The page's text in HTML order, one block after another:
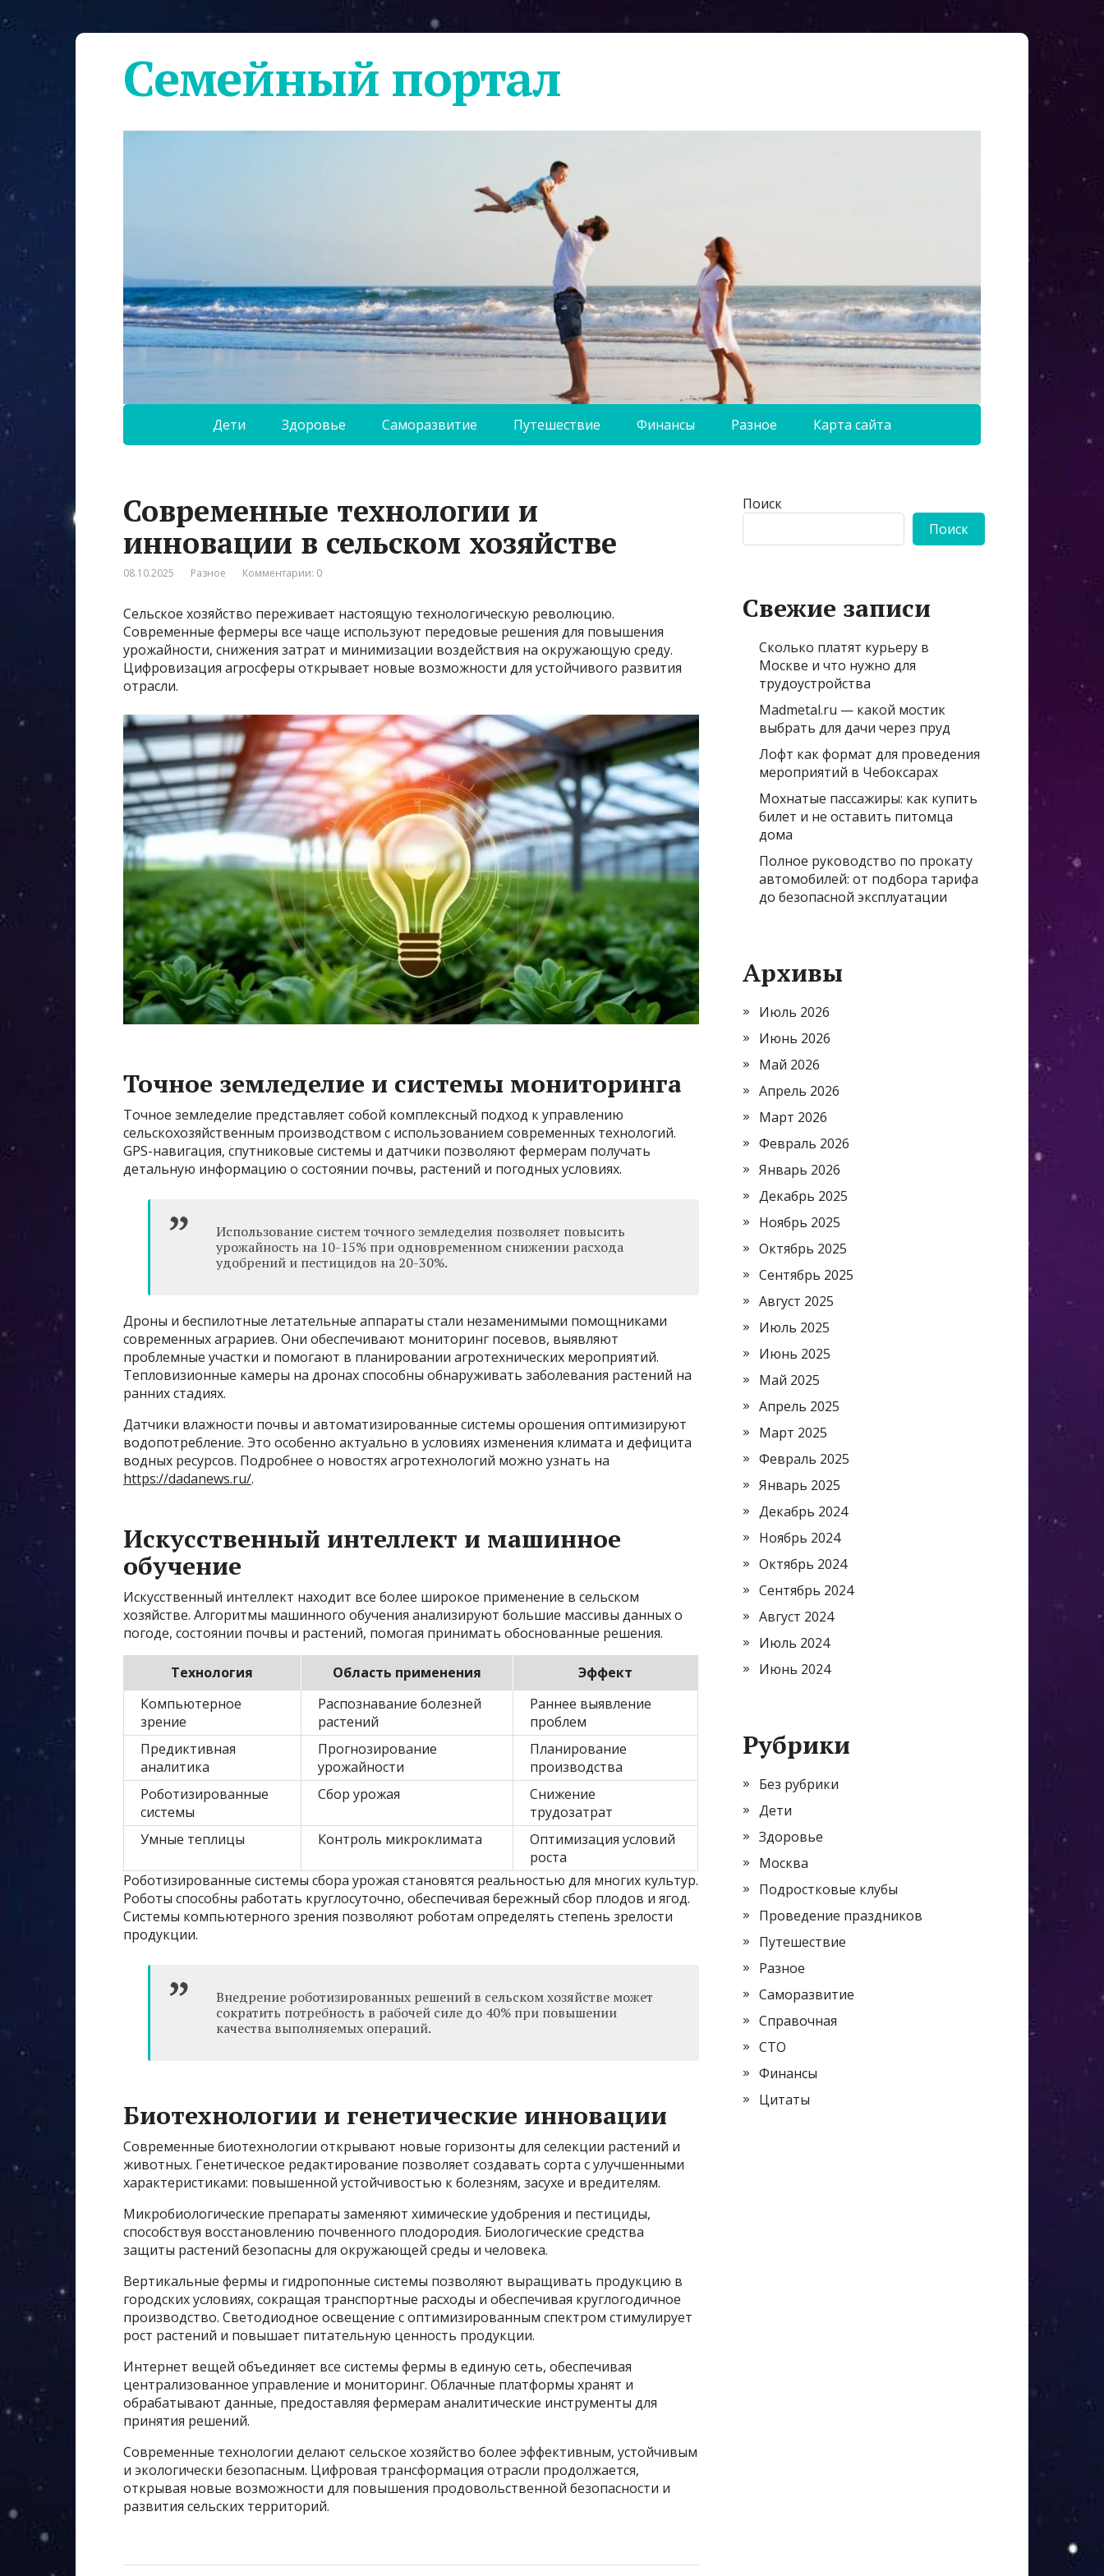
Семейный портал
Дети Здоровье Саморазвитие Путешествие Финансы Разное Карта сайта
Современные технологии и
инновации в сельском хозяйстве
08.10.2025 Разное Комментарии: 0
Сельское хозяйство переживает настоящую технологическую революцию.
Современные фермеры все чаще используют передовые решения для повышения
урожайности, снижения затрат и минимизации воздействия на окружающую среду.
Цифровизация агросферы открывает новые возможности для устойчивого развития
отрасли.
Точное земледелие и системы мониторинга
Точное земледелие представляет собой комплексный подход к управлению
сельскохозяйственным производством с использованием современных технологий.
GPS-навигация, спутниковые системы и датчики позволяют фермерам получать
детальную информацию о состоянии почвы, растений и погодных условиях.
Использование систем точного земледелия позволяет повысить
урожайность на 10-15% при одновременном снижении расхода
удобрений и пестицидов на 20-30%.
Дроны и беспилотные летательные аппараты стали незаменимыми помощниками
современных аграриев. Они обеспечивают мониторинг посевов, выявляют
проблемные участки и помогают в планировании агротехнических мероприятий.
Тепловизионные камеры на дронах способны обнаруживать заболевания растений на
ранних стадиях.
Датчики влажности почвы и автоматизированные системы орошения оптимизируют
водопотребление. Это особенно актуально в условиях изменения климата и дефицита
водных ресурсов. Подробнее о новостях агротехнологий можно узнать на
https://dadanews.ru/.
Искусственный интеллект и машинное
обучение
Искусственный интеллект находит все более широкое применение в сельском
хозяйстве. Алгоритмы машинного обучения анализируют большие массивы данных о
погоде, состоянии почвы и растений, помогая принимать обоснованные решения.
Технология Область применения
Эффект
Компьютерное
зрение
Распознавание болезней
растений
Раннее выявление
проблем
Предиктивная
аналитика
Прогнозирование
урожайности
Планирование
производства
Роботизированные
системы
Сбор урожая
Снижение
трудозатрат
Умные теплицы
Контроль микроклимата
Оптимизация условий
роста
Роботизированные системы сбора урожая становятся реальностью для многих культур.
Роботы способны работать круглосуточно, обеспечивая бережный сбор плодов и ягод.
Системы компьютерного зрения позволяют роботам определять степень зрелости
продукции.
Внедрение роботизированных решений в сельском хозяйстве может
сократить потребность в рабочей силе до 40% при повышении
качества выполняемых операций.
Биотехнологии и генетические инновации
Современные биотехнологии открывают новые горизонты для селекции растений и
животных. Генетическое редактирование позволяет создавать сорта с улучшенными
характеристиками: повышенной устойчивостью к болезням, засухе и вредителям.
Микробиологические препараты заменяют химические удобрения и пестициды,
способствуя восстановлению почвенного плодородия. Биологические средства
защиты растений безопасны для окружающей среды и человека.
Вертикальные фермы и гидропонные системы позволяют выращивать продукцию в
городских условиях, сокращая транспортные расходы и обеспечивая круглогодичное
производство. Светодиодное освещение с оптимизированным спектром стимулирует
рост растений и повышает питательную ценность продукции.
Интернет вещей объединяет все системы фермы в единую сеть, обеспечивая
централизованное управление и мониторинг. Облачные платформы хранят и
обрабатывают данные, предоставляя фермерам аналитические инструменты для
принятия решений.
Современные технологии делают сельское хозяйство более эффективным, устойчивым
и экологически безопасным. Цифровая трансформация отрасли продолжается,
открывая новые возможности для повышения продовольственной безопасности и
развития сельских территорий.
Поиск
Поиск
Свежие записи
Сколько платят курьеру в
Москве и что нужно для
трудоустройства
Madmetal.ru — какой мостик
выбрать для дачи через пруд
Лофт как формат для проведения
мероприятий в Чебоксарах
Мохнатые пассажиры: как купить
билет и не оставить питомца
дома
Полное руководство по прокату
автомобилей: от подбора тарифа
до безопасной эксплуатации
Архивы
Июль 2026
Июнь 2026
Май 2026
Апрель 2026
Март 2026
Февраль 2026
Январь 2026
Декабрь 2025
Ноябрь 2025
Октябрь 2025
Сентябрь 2025
Август 2025
Июль 2025
Июнь 2025
Май 2025
Апрель 2025
Март 2025
Февраль 2025
Январь 2025
Декабрь 2024
Ноябрь 2024
Октябрь 2024
Сентябрь 2024
Август 2024
Июль 2024
Июнь 2024
Рубрики
Без рубрики
Дети
Здоровье
Москва
Подростковые клубы
Проведение праздников
Путешествие
Разное
Саморазвитие
Справочная
СТО
Финансы
Цитаты